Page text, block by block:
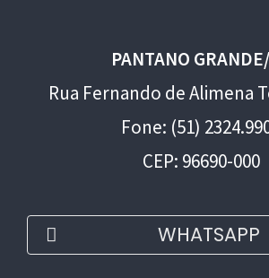
PANTANO
Rua Fernando de Alimena
Fone: (51)
CEP: 96690-000
WHATSAPP